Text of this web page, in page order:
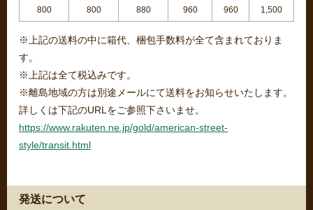
800 800 880 960 960 1,500
※上記の送料の中に箱代、梱包手数料が全て含まれておりま
す。
※上記は全て税込みです。
※離島地域の方は別途メールにて送料をお知らせいたします。
詳しくは下記のURLをご参照下さいませ。
https://www.rakuten.ne.jp/gold/american-street-
style/transit.html
発送について